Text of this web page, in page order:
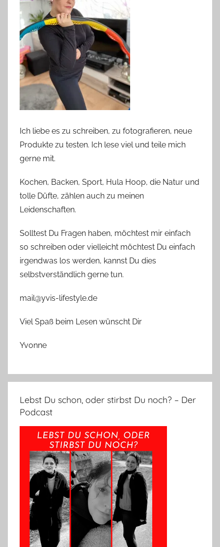
Ich liebe es zu schreiben, zu fotografieren, neue
Produkte zu testen. Ich lese viel und teile mich
gerne mit.
Kochen, Backen, Sport, Hula Hoop, die Natur und
tolle Düfte, zählen auch zu meinen
Leidenschaften.
Solltest Du Fragen haben, möchtest mir einfach
so schreiben oder vielleicht möchtest Du einfach
irgendwas los werden, kannst Du dies
selbstverständlich gerne tun.
mail@yvis-lifestyle.de
Viel Spaß beim Lesen wünscht Dir
Yvonne
Lebst Du schon, oder stirbst Du noch? – Der
Podcast